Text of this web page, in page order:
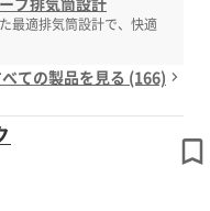
最適排気筒設計で、快適
ての製品を見る (166)